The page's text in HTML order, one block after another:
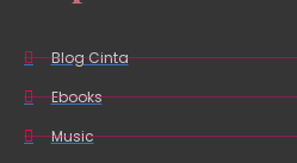
Blog Cinta
Ebooks
Music